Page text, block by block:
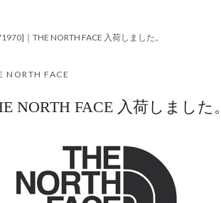
｜THE NORTH FACE 入荷しました。
NORTH FACE
NORTH FACE 入荷しました。